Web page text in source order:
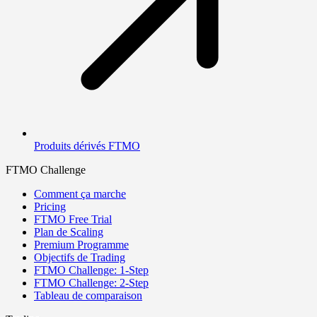
Produits dérivés FTMO
FTMO Challenge
Comment ça marche
Pricing
FTMO Free Trial
Plan de Scaling
Premium Programme
Objectifs de Trading
FTMO Challenge: 1-Step
FTMO Challenge: 2-Step
Tableau de comparaison